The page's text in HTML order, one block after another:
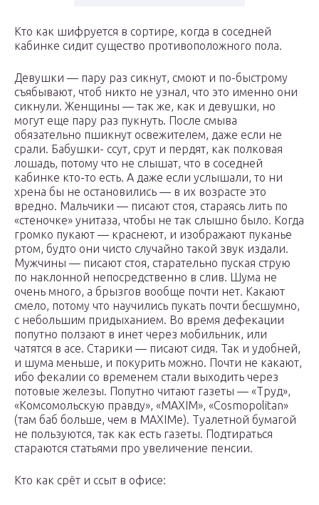
Кто как шифруется в сортире, когда в соседней
кабинке сидит существо противоположного пола.
Девушки — пару раз сикнут, смоют и по-быстрому
съябывают, чтоб никто не узнал, что это именно они
сикнули. Женщины — так же, как и девушки, но
могут еще пару раз пукнуть. После смыва
обязательно пшикнут освежителем, даже если не
срали. Бабушки- ссут, срут и пердят, как полковая
лошадь, потому что не слышат, что в соседней
кабинке кто-то есть. А даже если услышали, то ни
хрена бы не остановились — в их возрасте это
вредно. Мальчики — писают стоя, стараясь лить по
«стеночке» унитаза, чтобы не так слышно было. Когда
громко пукают — краснеют, и изображают пуканье
ртом, будто они чисто случайно такой звук издали.
Мужчины — писают стоя, старательно пуская струю
по наклонной непосредственно в слив. Шума не
очень много, а брызгов вообще почти нет. Какают
смело, потому что научились пукать почти бесшумно,
с небольшим придыханием. Во время дефекации
попутно ползают в инет через мобильник, или
чатятся в асе. Старики — писают сидя. Так и удобней,
и шума меньше, и покурить можно. Почти не какают,
ибо фекалии со временем стали выходить через
потовые железы. Попутно читают газеты — «Труд»,
«Комсомольскую правду», «MAXIM», «Cosmopolitan»
(там баб больше, чем в MAXIMе). Туалетной бумагой
не пользуются, так как есть газеты. Подтираться
стараются статьями про увеличение пенсии.
Кто как срёт и ссыт в офисе: